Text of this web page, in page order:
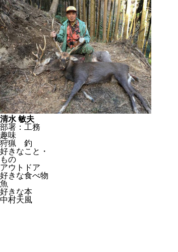
清水 敏夫
部署：工務
趣味
狩猟 釣
好きなこと・
もの
アウトドア
好きな食べ物
魚
好きな本
中村天風